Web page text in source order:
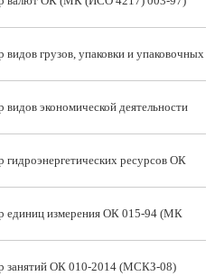
грузов, упаковки и упаковочных
экономической деятельности
ресурсов ОК
единиц измерения ОК 015-94 (МК
занятий ОК 010-2014 (МСКЗ-08)